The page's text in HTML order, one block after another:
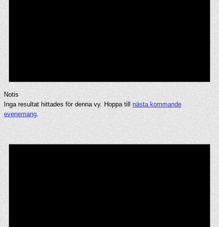
Notis
Inga resultat hittades för denna vy. Hoppa tillnästa kommande
evenemang.